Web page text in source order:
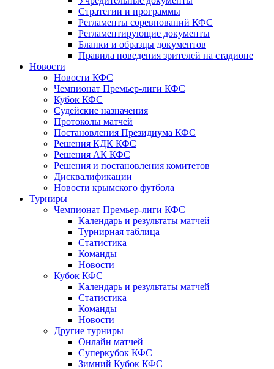
Стратегии и программы
Регламенты соревнований КФС
Регламентирующие документы
Бланки и образцы документов
Правила поведения зрителей на стадионе
Новости
Новости КФС
Чемпионат Премьер-лиги КФС
Кубок КФС
Судейские назначения
Протоколы матчей
Постановления Президиума КФС
Решения КДК КФС
Решения АК КФС
Решения и постановления комитетов
Дисквалификации
Новости крымского футбола
Турниры
Чемпионат Премьер-лиги КФС
Календарь и результаты матчей
Турнирная таблица
Статистика
Команды
Новости
Кубок КФС
Календарь и результаты матчей
Статистика
Команды
Новости
Другие турниры
Онлайн матчей
Суперкубок КФС
Зимний Кубок КФС